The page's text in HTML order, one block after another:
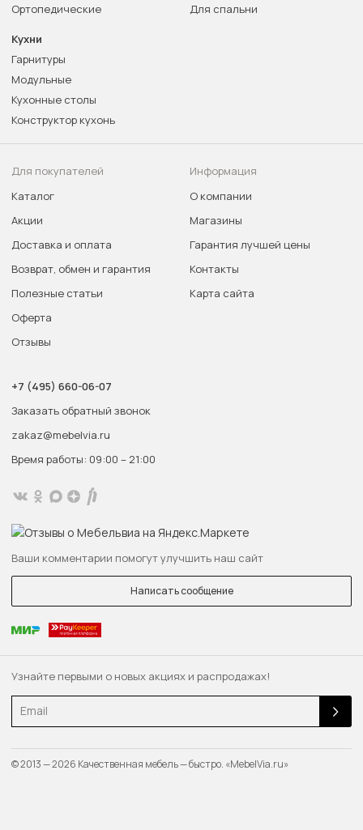
Узнайте первыми о новых акциях и распродажах!
Email
Ортопедические
Для спальни
Кухни
Гарнитуры
Модульные
Кухонные столы
Конструктор кухонь
Для покупателей
Каталог
Акции
Доставка и оплата
Возврат, обмен и гарантия
Полезные статьи
Оферта
Отзывы
Информация
О компании
Магазины
Гарантия лучшей цены
Контакты
Карта сайта
+7 (495) 660-06-07
Заказать обратный звонок
zakaz@mebelvia.ru
Время работы: 09:00 – 21:00
Ваши комментарии помогут улучшить наш сайт
Написать сообщение
© 2013 — 2026 Качественная мебель — быстро. «MebelVia.ru»